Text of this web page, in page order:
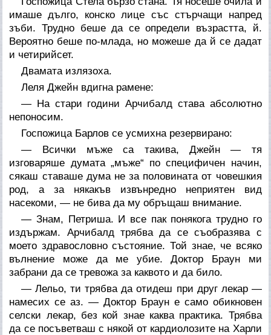
имаше дълго, конско лице със стърчащи напред
зъби. Трудно беше да се определи възрастта, й.
Вероятно беше по-млада, но можеше да й се дадат
и четирийсет.
Двамата излязоха.
Леля Джейн вдигна рамене:
— На стари години Арчибалд става абсолютно
непоносим.
Госпожица Барлов се усмихна резервирано:
— Всички мъже са такива, Джейн — тя
изговаряше думата „мъже“ по специфичен начин,
сякаш ставаше дума не за половината от човешкия
род, а за някакъв извънредно неприятен вид
насекоми, — не бива да му обръщаш внимание.
— Знам, Петриша. И все пак понякога трудно го
издържам. Арчибалд трябва да се съобразява с
моето здравословно състояние. Той знае, че всяко
вълнение може да ме убие. Доктор Браун ми
забрани да се тревожа за каквото и да било.
— Лельо, ти трябва да отидеш при друг лекар —
намесих се аз. — Доктор Браун е само обикновен
селски лекар, без кой знае каква практика. Трябва
да се посъветваш с някой от кардиолозите на Харли